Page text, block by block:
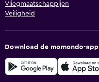
Vliegmaatschappijen
Veiligheid
Download de momondo-app